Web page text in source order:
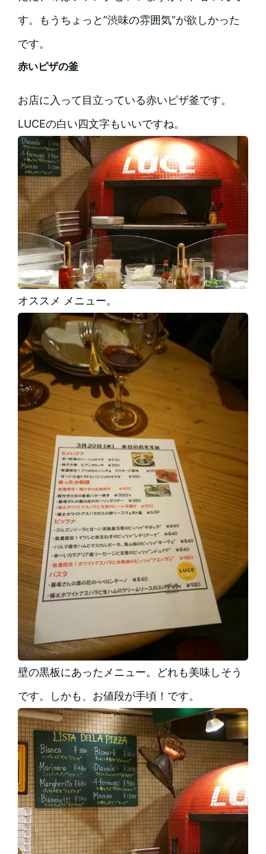
す。もうちょっと”渋味の雰囲気”が欲しかった
です。
赤いピザの釜
お店に入って目立っている赤いピザ釜です。
LUCEの白い四文字もいいですね。
オススメ メニュー。
壁の黒板にあったメニュー。どれも美味しそう
です。しかも、お値段が手頃！です。